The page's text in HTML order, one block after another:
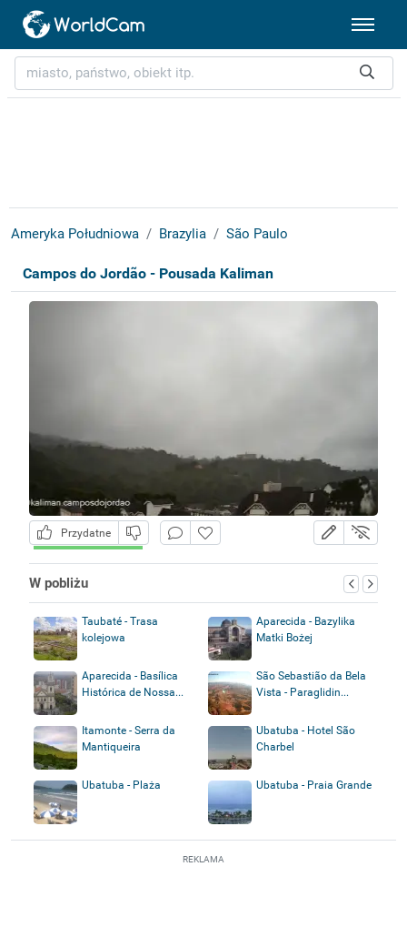
Ameryka Południowa Brazylia São Paulo
Campos do Jordão - Pousada Kaliman
Przydatne
W pobliżu
Taubaté - Trasa
kolejowa
Aparecida - Bazylika
Matki Bożej
Aparecida - Basílica
Histórica de Nossa...
São Sebastião da Bela
Vista - Paraglidin...
Itamonte - Serra da
Mantiqueira
Ubatuba - Hotel São
Charbel
Ubatuba - Plaża Ubatuba - Praia Grande
REKLAMA